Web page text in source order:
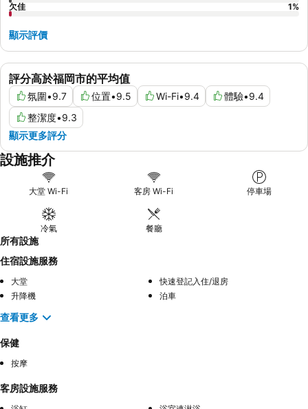
評分高於福岡市的平均值
氛圍•9.7 位置•9.5 Wi-Fi•9.4 體驗•9.4
整潔度•9.3
顯示更多評分
欠佳
1%
顯示評價
設施推介
大堂 Wi-Fi 客房 Wi-Fi 停車場
冷氣 餐廳
所有設施
住宿設施服務
大堂
快速登記入住/退房
升降機
泊車
查看更多
保健
按摩
客房設施服務